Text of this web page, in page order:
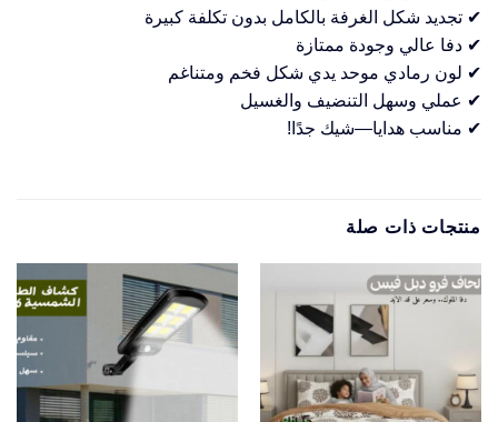
✔ تجديد شكل الغرفة بالكامل بدون تكلفة كبيرة
✔ دفا عالي وجودة ممتازة
✔ لون رمادي موحد يدي شكل فخم ومتناغم
✔ عملي وسهل التنضيف والغسيل
✔ مناسب هدايا—شيك جدًا!
منتجات ذات صلة